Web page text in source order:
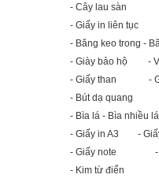
- Cây lau sàn
- Giấy in liên tục
- Băng keo trong -
- Giày bảo hộ
-
- Giấy than
-
- Bút dạ quang
- Bìa lá - Bìa nhiều lá
- Giấy in A3
-
- Giấy note
- Kim từ điển